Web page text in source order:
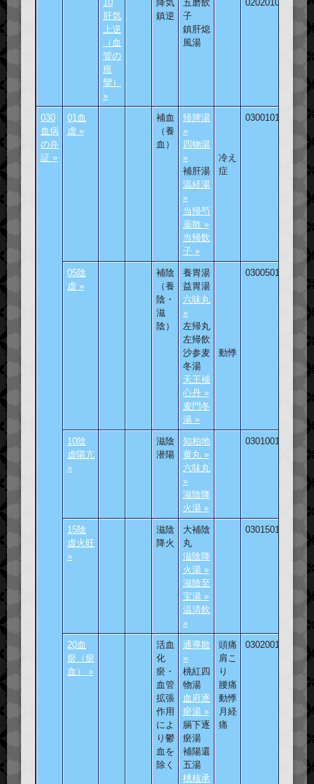
10
肝気
上逆
（血
管の
痙
攣）
»
降気
鎮逆
五磨飲
子
鎮肝熄
風湯
020201001
030
血病
の弁
証 »
01血
虚 »
補血
（養
血）
帰脾湯
»
四物湯
»
補肝湯
温経湯
»
当帰芍
薬散 »
当帰飲
子 »
冷え
症
030010101
05陰
虚 »
補陰
（養
陰・
滋
陰）
養胃湯
益胃湯
六味丸
»
左帰丸
左帰飲
沙参麦
冬湯
天王補
心丹 »
麦門冬
湯 »
動悸
030050101
10陰
虚陽亢
»
滋陰
潜陽
知柏地
黄丸 »
六味丸
»
滋陰降
火湯 »
030100101
15陰
虚火旺
»
滋陰
降火
大補陰
丸
滋陰降
火湯 »
滋陰至
宝湯 »
温清飲
»
030150101
20血
瘀（瘀
血） »
活血
化
瘀・
血管
拡張
作用
によ
り鬱
血を
除く
通導散
»
桃紅四
物湯
血府逐
瘀湯 »
膈下逐
瘀湯
補陽還
五湯
桃核承
頭痛
肩こ
り
腰痛
動悸
月経
痛
030200101